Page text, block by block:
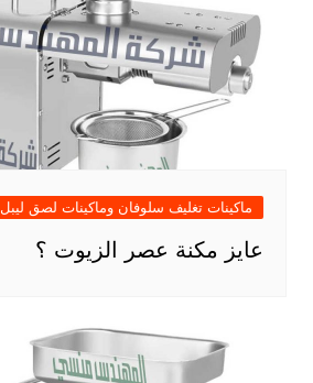
ماكينات تغليف سلوفان وماكينات لصق ليبل
عايز مكنة عصر الزيوت ؟